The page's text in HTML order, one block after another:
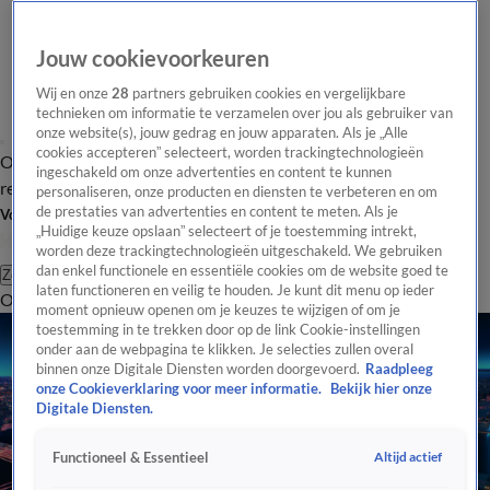
Overzicht Laatste nieuws Regionieuws Het beste van Hart
Tip de
redactie
Volg Hart van Nederland
Zoeken
OverzichtRegioUitzendingenWeerTip de redactiePanelVideo's
Jouw cookievoorkeuren
Wij en onze28 partners gebruiken cookies en vergelijkbare
technieken om informatie te verzamelen over jou als gebruiker van
onze website(s), jouw gedrag en jouw apparaten. Als je „Alle
cookies accepteren” selecteert, worden trackingtechnologieën
ingeschakeld om onze advertenties en content te kunnen
personaliseren, onze producten en diensten te verbeteren en om
de prestaties van advertenties en content te meten. Als je
„Huidige keuze opslaan” selecteert of je toestemming intrekt,
worden deze trackingtechnologieën uitgeschakeld. We gebruiken
dan enkel functionele en essentiële cookies om de website goed te
laten functioneren en veilig te houden. Je kunt dit menu op ieder
moment opnieuw openen om je keuzes te wijzigen of om je
toestemming in te trekken door op de link Cookie-instellingen
onder aan de webpagina te klikken. Je selecties zullen overal
binnen onze Digitale Diensten worden doorgevoerd. Raadpleeg
onze Cookieverklaring voor meer informatie.
Bekijk hier onze
Digitale Diensten.
Functioneel & Essentieel Altijd actief